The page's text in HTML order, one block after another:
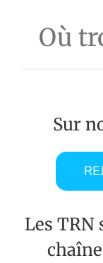
Où
Sur
Les TRN